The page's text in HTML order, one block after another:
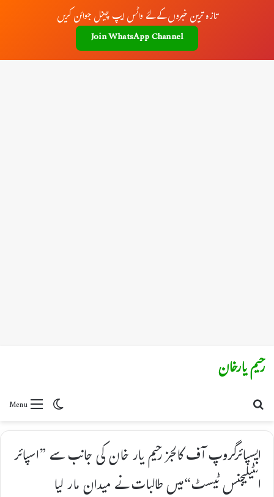
تازہ ترین خبروں کے لئے واٹس ایپ چینل جوائن کریں
Join WhatsApp Channel
Menu
Switch skin
رحیم یارخان
ایسپائرگروپ آف کالجز رحیم یار خان کی جانب سے ”اسپائر
انٹیلیجنس ٹیسٹ“میں طالبات نے میدان مار لیا